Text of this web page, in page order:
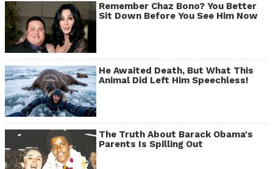
Remember Chaz Bono? You Better
Sit Down Before You See Him Now
He Awaited Death, But What This
Animal Did Left Him Speechless!
The Truth About Barack Obama's
Parents Is Spilling Out